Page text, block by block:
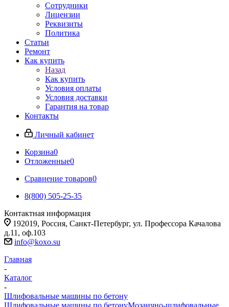
Сотрудники
Лицензии
Реквизиты
Политика
Статьи
Ремонт
Как купить
Назад
Как купить
Условия оплаты
Условия доставки
Гарантия на товар
Контакты
Личный кабинет
Корзина0
Отложенные0
Сравнение товаров0
8(800) 505-25-35
Контактная информация
192019, Россия, Санкт-Петербург, ул. Профессора Качалова
д.11, оф.103
info@koxo.su
Главная
-
Каталог
-
Шлифовальные машины по бетону
Шлифовальные машины по бетонуМозаично-шлифовальные